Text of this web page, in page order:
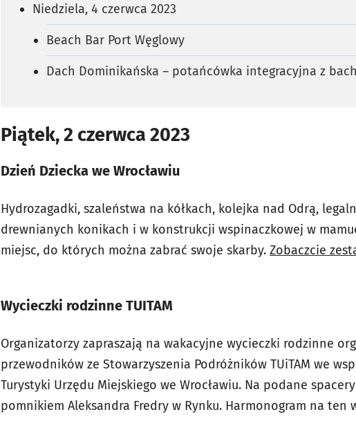
Niedziela, 4 czerwca 2023
Beach Bar Port Węglowy
Dach Dominikańska – potańcówka integracyjna z
Piątek, 2 czerwca 2023
Dzień Dziecka we Wrocławiu
Hydrozagadki, szaleństwa na kółkach, kolejka nad Odrą,
drewnianych konikach i w konstrukcji wspinaczkowej w
miejsc, do których można zabrać swoje skarby. Zobaczcie
Wycieczki rodzinne TUITAM
Organizatorzy zapraszają na wakacyjne wycieczki rodzinne
przewodników ze Stowarzyszenia Podróżników TUiTAM we
Turystyki Urzędu Miejskiego we Wrocławiu. Na podane spacery
pomnikiem Aleksandra Fredry w Rynku. Harmonogram na ten